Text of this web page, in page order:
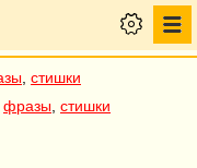
стишки
фразы стишки